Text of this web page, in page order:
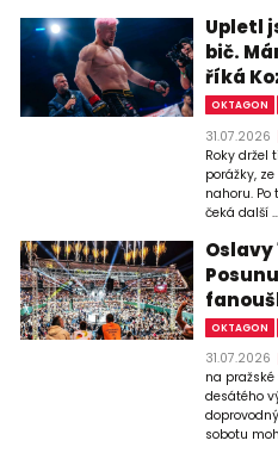
Upletl
bič.
říká
OKTAGON
31.07.2026
Roky držel
porážky,
nahoru.
čeká další ...
Oslavy
OKTAGON
31.07.2026
na
desátého
sobotu